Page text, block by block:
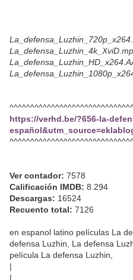
https://verhd.be/?656-la-
Ver contador: 7578
Calificación IMDB: 8.294
Descargas: 16524
Recuento total: 7126
en espanol latino películas La
defensa Luzhin, La defensa
película La defensa Luzhin,
|
|